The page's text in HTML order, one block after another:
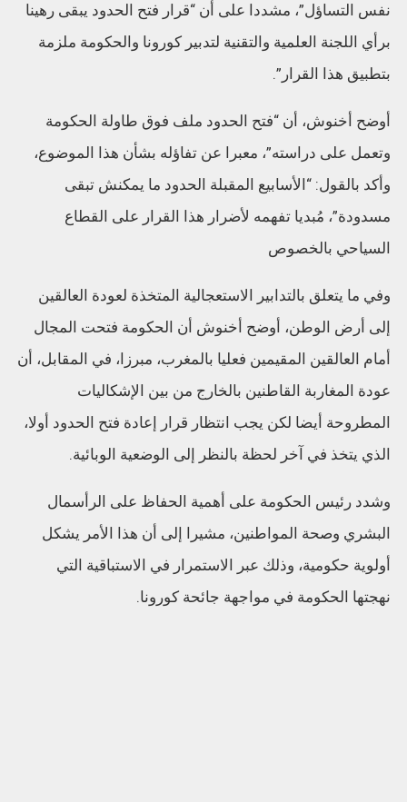
نفس التساؤل”، مشددا على أن “قرار فتح الحدود يبقى رهينا
برأي اللجنة العلمية والتقنية لتدبير كورونا والحكومة ملزمة
بتطبيق هذا القرار”.
أوضح أخنوش، أن “فتح الحدود ملف فوق طاولة الحكومة
وتعمل على دراسته”، معبرا عن تفاؤله بشأن هذا الموضوع،
وأكد بالقول: “الأسابيع المقبلة الحدود ما يمكنش تبقى
مسدودة”، مُبديا تفهمه لأضرار هذا القرار على القطاع
السياحي بالخصوص
وفي ما يتعلق بالتدابير الاستعجالية المتخذة لعودة العالقين
إلى أرض الوطن، أوضح أخنوش أن الحكومة فتحت المجال
أمام العالقين المقيمين فعليا بالمغرب، مبرزا، في المقابل، أن
عودة المغاربة القاطنين بالخارج من بين الإشكاليات
المطروحة أيضا لكن يجب انتظار قرار إعادة فتح الحدود أولا،
الذي يتخذ في آخر لحظة بالنظر إلى الوضعية الوبائية.
وشدد رئيس الحكومة على أهمية الحفاظ على الرأسمال
البشري وصحة المواطنين، مشيرا إلى أن هذا الأمر يشكل
أولوية حكومية، وذلك عبر الاستمرار في الاستباقية التي
نهجتها الحكومة في مواجهة جائحة كورونا.